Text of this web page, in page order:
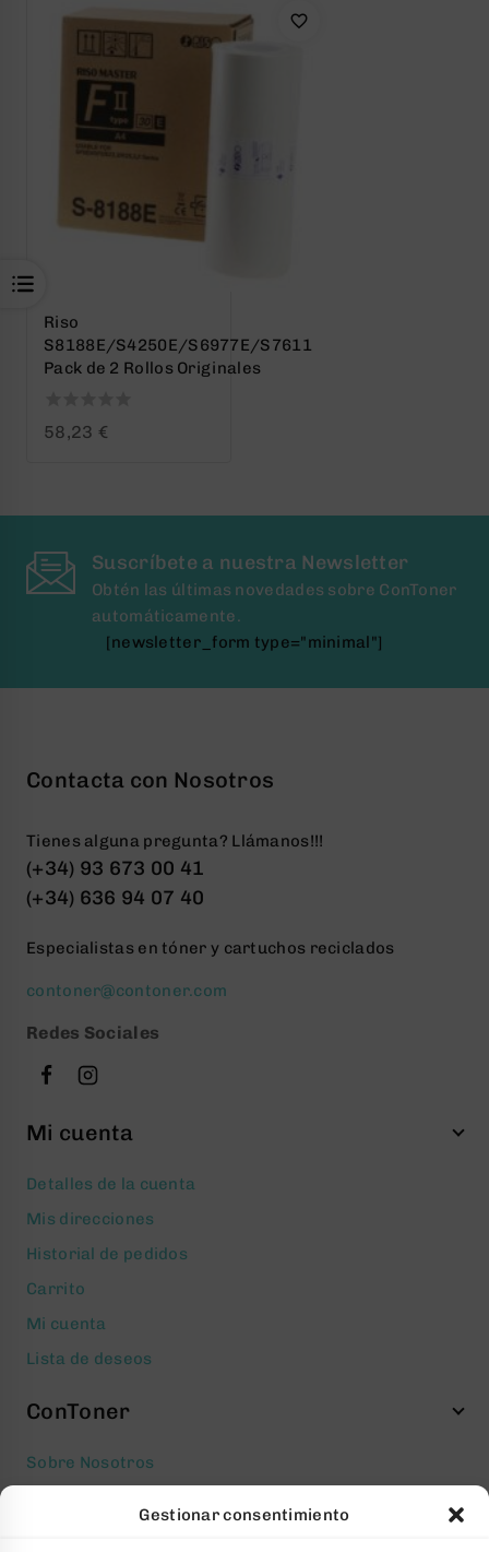
Gestionar consentimiento
Riso
S8188E/S4250E/S6977E/S7611
Pack de 2 Rollos Originales
0
58,23 €
Suscríbete a nuestra Newsletter
Obtén las últimas novedades sobre ConToner
automáticamente.
[newsletter_form type="minimal"]
Contacta con Nosotros
Tienes alguna pregunta? Llámanos!!!
(+34) 93 673 00 41
(+34) 636 94 07 40
Especialistas en tóner y cartuchos reciclados
contoner@contoner.com
Redes Sociales
Mi cuenta
Detalles de la cuenta
Mis direcciones
Historial de pedidos
Carrito
Mi cuenta
Lista de deseos
ConToner
Sobre Nosotros